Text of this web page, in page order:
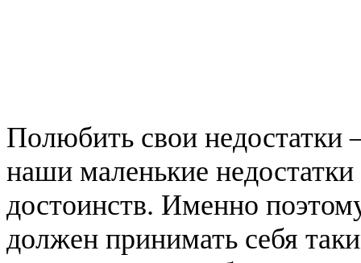
Полюбить свои недостатки
наши маленькие
достоинств. Именно
должен принимать себя